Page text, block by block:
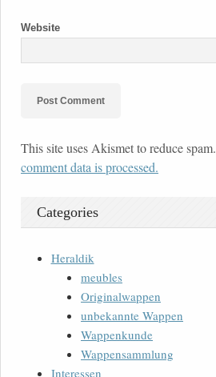
Website
This site uses Akismet to reduce spam.
comment data is processed.
Categories
Heraldik
meubles
Originalwappen
unbekannte Wappen
Wappenkunde
Wappensammlung
Interessen